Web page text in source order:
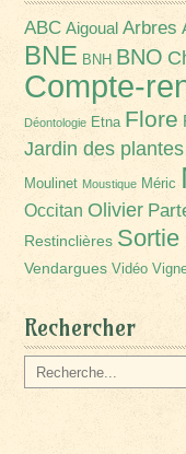
ABC Aigoual Arbres
BNE BNH BNO
Compte-
Déontologie Etna Flore
Jardin des plantes
Moulinet Moustique Méric
Occitan Olivier
Restinclières Sortie
Vendargues Vidéo
Rechercher